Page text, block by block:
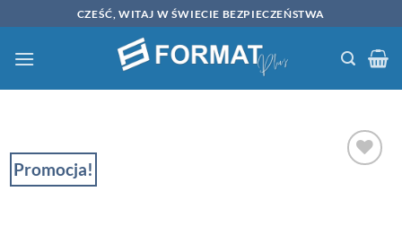
do
zawartości
CZEŚĆ, WITAJ W ŚWIECIE BEZPIECZEŃSTWA
Promocja!